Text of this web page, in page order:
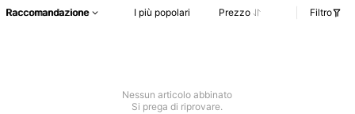
Raccomandazione I più popolari Prezzo Filtro
Nessun articolo abbinato
Si prega di riprovare.